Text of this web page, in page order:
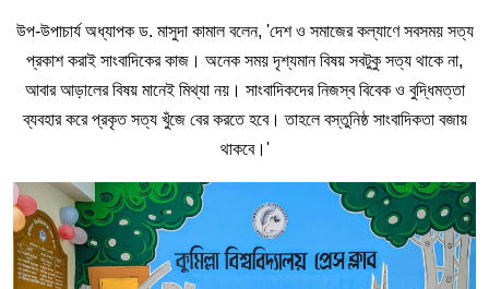
উপ-উপাচার্য অধ্যাপক ড. মাসুদা কামাল বলেন, 'দেশ ও সমাজের কল্যাণে সবসময় সত্য
প্রকাশ করাই সাংবাদিকের কাজ। অনেক সময় দৃশ্যমান বিষয় সবটুকু সত্য থাকে না,
আবার আড়ালের বিষয় মানেই মিথ্যা নয়। সাংবাদিকদের নিজস্ব বিবেক ও বুদ্ধিমত্তা
ব্যবহার করে প্রকৃত সত্য খুঁজে বের করতে হবে। তাহলে বস্তুনিষ্ঠ সাংবাদিকতা বজায়
থাকবে।'